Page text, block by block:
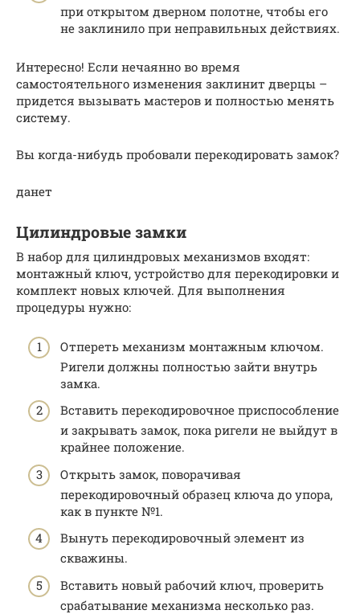
при открытом дверном полотне, чтобы его
не заклинило при неправильных действиях.
Интересно! Если нечаянно во время
самостоятельного изменения заклинит дверцы –
придется вызывать мастеров и полностью менять
систему.
Вы когда-нибудь пробовали перекодировать замок?
данет
Цилиндровые замки
В набор для цилиндровых механизмов входят:
монтажный ключ, устройство для перекодировки и
комплект новых ключей. Для выполнения
процедуры нужно:
Отпереть механизм монтажным ключом.
Ригели должны полностью зайти внутрь
замка.
Вставить перекодировочное приспособление
и закрывать замок, пока ригели не выйдут в
крайнее положение.
Открыть замок, поворачивая
перекодировочный образец ключа до упора,
как в пункте №1.
Вынуть перекодировочный элемент из
скважины.
Вставить новый рабочий ключ, проверить
срабатывание механизма несколько раз.